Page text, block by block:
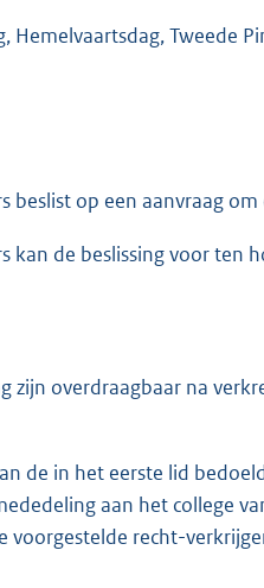
Hemelvaartsdag, Tweede
beslist op een aanvraag
kan de beslissing voor ten
overdraagbaar na
de in het eerste lid
aan het college
voorgestelde recht-